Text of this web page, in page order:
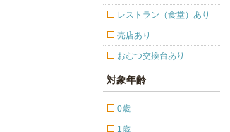
レストラン（食堂）あり
売店あり
おむつ交換台あり
対象年齢
0歳
1歳